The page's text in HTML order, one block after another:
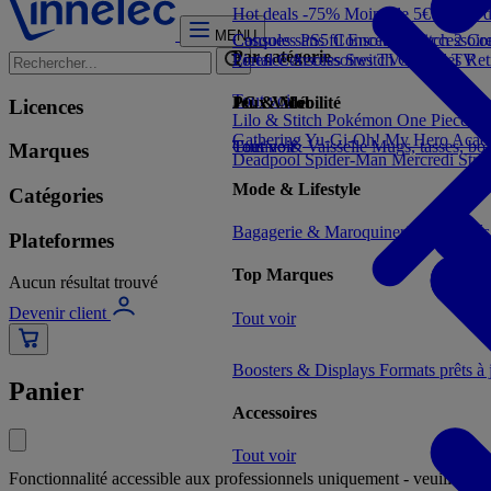
MENU
Licences
Marques
Catégories
Plateformes
Aucun résultat trouvé
Devenir client
Panier
Fonctionnalité accessible aux professionnels uniquement - veuillez
Hot deals -75% Moins de 5€ Moins
Par catégorie
Tout voir
Consoles PS5Consoles Switch 2
PortalConsoles SwitchConsoles
Jeux Vidéo
Tout voir
Cuisine & VaisselleMugs, tasses,
Mode & Lifestyle
Bagagerie & Maroquinerie Porte-
Top Marques
Tout voir
Boosters & Displays Formats prêts
Accessoires
Tout voir
Casques sans filEnceintes
LicenceAccessoires TV/VidéoTV
PC & Mobilité
Tout voir
Lilo & Stitch Pokémon One Piece
Gathering Yu-Gi-Oh!My Hero
DeadpoolSpider-ManMercredi